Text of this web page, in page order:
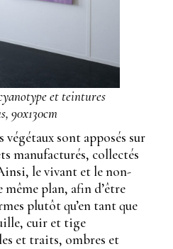
et teintures
90x130cm
végétaux sont apposés sur
manufacturés, collectés
le vivant et le non-
même plan, afin d’être
plutôt qu’en tant que
cuir et tige
et traits, ombres et